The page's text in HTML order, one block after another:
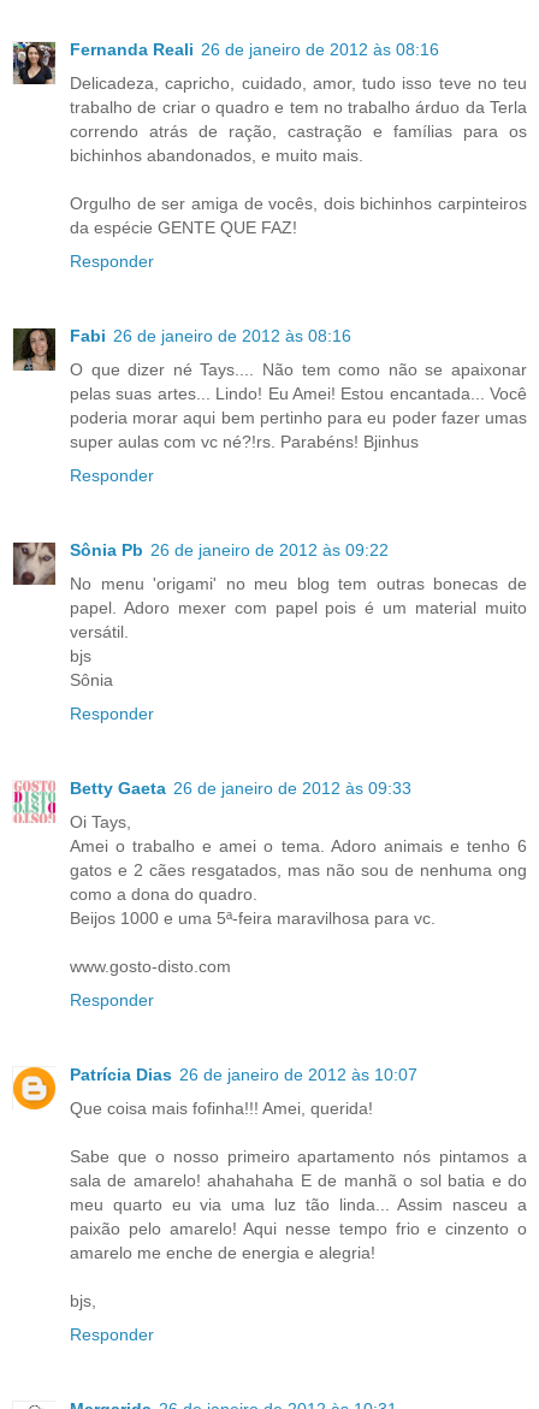
Fernanda Reali 26 de janeiro de 2012 às 08:16
Delicadeza, capricho, cuidado, amor, tudo isso teve no teu
trabalho de criar o quadro e tem no trabalho árduo da Terla
correndo atrás de ração, castração e famílias para os
bichinhos abandonados, e muito mais.
Orgulho de ser amiga de vocês, dois bichinhos carpinteiros
da espécie GENTE QUE FAZ!
Responder
Fabi 26 de janeiro de 2012 às 08:16
O que dizer né Tays.... Não tem como não se apaixonar
pelas suas artes... Lindo! Eu Amei! Estou encantada... Você
poderia morar aqui bem pertinho para eu poder fazer umas
super aulas com vc né?!rs. Parabéns! Bjinhus
Responder
Sônia Pb 26 de janeiro de 2012 às 09:22
No menu 'origami' no meu blog tem outras bonecas de
papel. Adoro mexer com papel pois é um material muito
versátil.
bjs
Sônia
Responder
Betty Gaeta 26 de janeiro de 2012 às 09:33
Oi Tays,
Amei o trabalho e amei o tema. Adoro animais e tenho 6
gatos e 2 cães resgatados, mas não sou de nenhuma ong
como a dona do quadro.
Beijos 1000 e uma 5ª-feira maravilhosa para vc.
www.gosto-disto.com
Responder
Patrícia Dias 26 de janeiro de 2012 às 10:07
Que coisa mais fofinha!!! Amei, querida!
Sabe que o nosso primeiro apartamento nós pintamos a
sala de amarelo! ahahahaha E de manhã o sol batia e do
meu quarto eu via uma luz tão linda... Assim nasceu a
paixão pelo amarelo! Aqui nesse tempo frio e cinzento o
amarelo me enche de energia e alegria!
bjs,
Responder